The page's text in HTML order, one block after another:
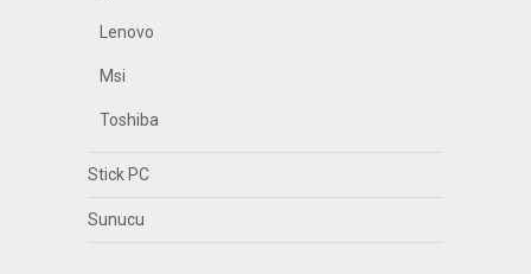
Lenovo
Msi
Toshiba
Stick PC
Sunucu